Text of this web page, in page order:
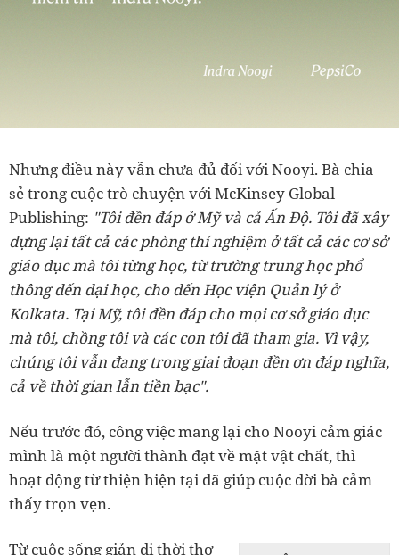
Nhưng điều này vẫn chưa đủ đối với Nooyi. Bà chia
sẻ trong cuộc trò chuyện với McKinsey Global
Publishing: "Tôi đền đáp ở Mỹ và cả Ấn Độ. Tôi đã xây
dựng lại tất cả các phòng thí nghiệm ở tất cả các cơ sở
giáo dục mà tôi từng học, từ trường trung học phổ
thông đến đại học, cho đến Học viện Quản lý ở
Kolkata. Tại Mỹ, tôi đền đáp cho mọi cơ sở giáo dục
mà tôi, chồng tôi và các con tôi đã tham gia. Vì vậy,
chúng tôi vẫn đang trong giai đoạn đền ơn đáp nghĩa,
cả về thời gian lẫn tiền bạc".
Nếu trước đó, công việc mang lại cho Nooyi cảm giác
mình là một người thành đạt về mặt vật chất, thì
hoạt động từ thiện hiện tại đã giúp cuộc đời bà cảm
thấy trọn vẹn.
Từ cuộc sống giản dị thời thơ